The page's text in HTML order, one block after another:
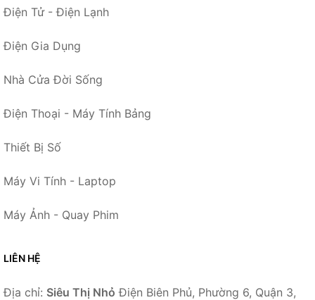
Điện Tử - Điện Lạnh
Điện Gia Dụng
Nhà Cửa Đời Sống
Điện Thoại - Máy Tính Bảng
Thiết Bị Số
Máy Vi Tính - Laptop
Máy Ảnh - Quay Phim
LIÊN HỆ
Địa chỉ: Siêu Thị Nhỏ Điện Biên Phủ, Phường 6, Quận 3,